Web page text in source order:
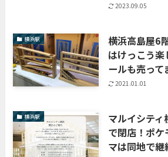
2023.09.05
横浜駅
横浜高島屋6
はけっこう
ールも売って
2021.01.01
横浜駅
マルイシテ
で閉店！ポ
マは同地で継